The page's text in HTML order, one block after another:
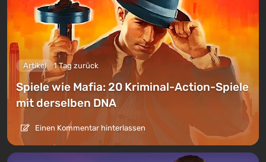
Artikel 1 Tag zurück
Spiele wie Mafia: 20 Kriminal-Action-Spiele
mit derselben DNA
Einen Kommentar hinterlassen